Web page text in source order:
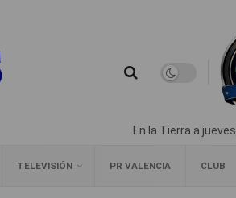
En la Tierra a
TELEVISIÓN PR VALENCIA CLUB